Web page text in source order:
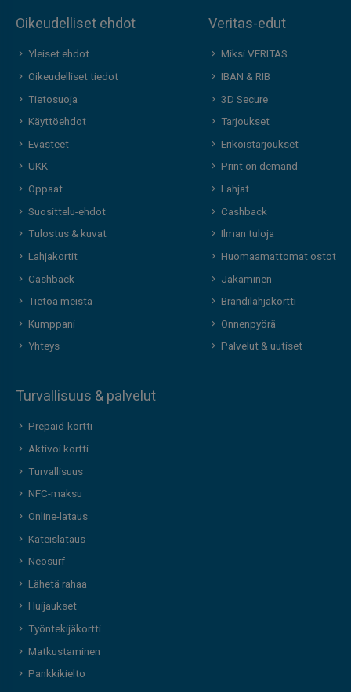
Oikeudelliset ehdot
Yleiset ehdot
Oikeudelliset tiedot
Tietosuoja
Käyttöehdot
Evästeet
UKK
Oppaat
Suosittelu-ehdot
Tulostus & kuvat
Lahjakortit
Cashback
Tietoa meistä
Kumppani
Yhteys
Veritas-edut
Miksi VERITAS
IBAN & RIB
3D Secure
Tarjoukset
Erikoistarjoukset
Print on demand
Lahjat
Cashback
Ilman tuloja
Huomaamattomat ostot
Jakaminen
Brändilahjakortti
Onnenpyörä
Palvelut & uutiset
Turvallisuus & palvelut
Prepaid-kortti
Aktivoi kortti
Turvallisuus
NFC-maksu
Online-lataus
Käteislataus
Neosurf
Lähetä rahaa
Huijaukset
Työntekijäkortti
Matkustaminen
Pankkikielto